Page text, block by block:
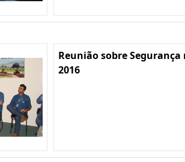
Reunião sobre Segurança
2016